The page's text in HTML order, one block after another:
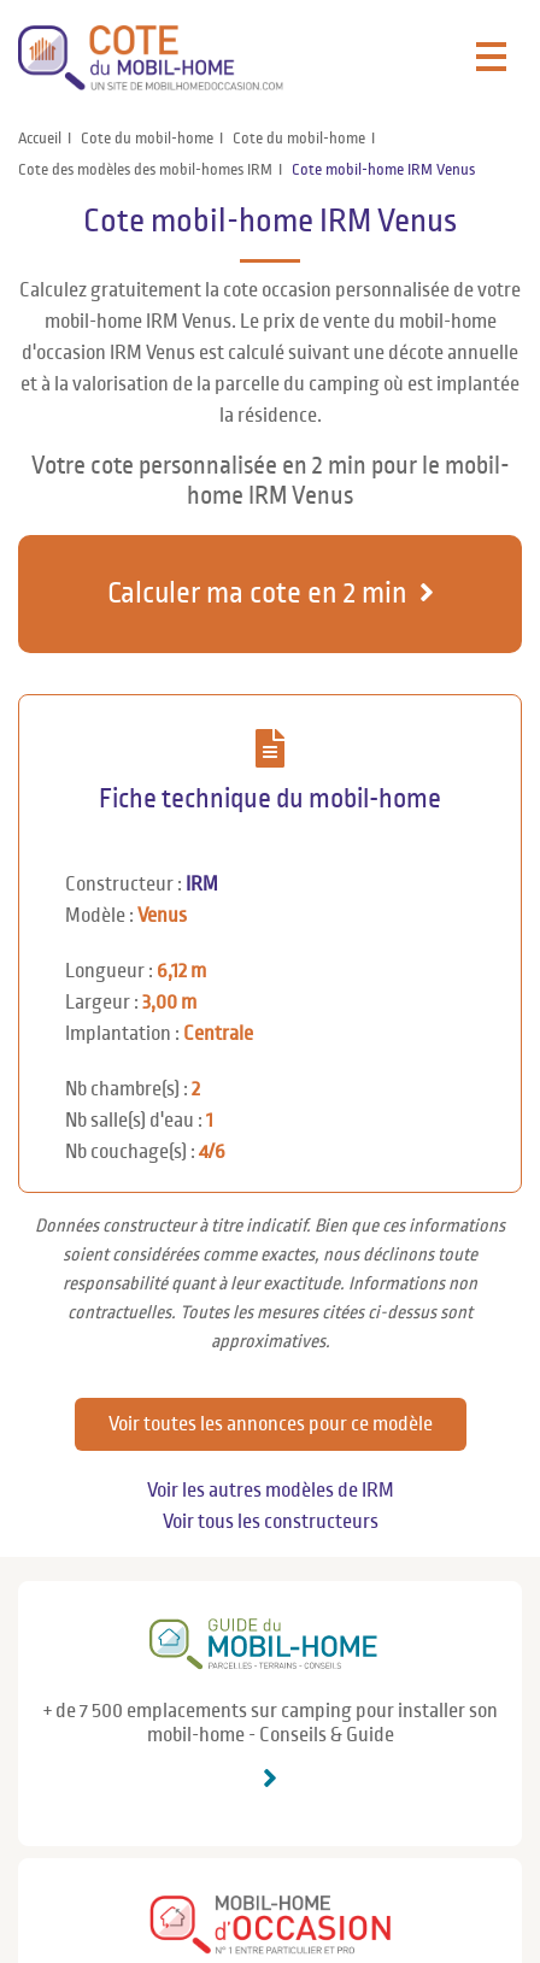
Accueil Cote du mobil-home
Cote du mobil-home
Cote des modèles des mobil-homes IRM
Cote mobil-home IRM Venus
Cote mobil-home IRM Venus
Calculez gratuitement la cote occasion personnalisée de votre
mobil-home IRM Venus. Le prix de vente du mobil-home
d'occasion IRM Venus est calculé suivant une décote annuelle
et à la valorisation de la parcelle du camping où est implantée
la résidence.
Votre cote personnalisée en 2 min pour le mobil-
home IRM Venus
Calculer ma cote en 2 min
Fiche technique du mobil-home
Constructeur :
IRM
Modèle : Venus
Longueur : 6,12 m
Largeur : 3,00 m
Implantation : Centrale
Nb chambre(s) : 2
Nb salle(s) d'eau : 1
Nb couchage(s) : 4/6
Données constructeur à titre indicatif. Bien que ces informations
soient considérées comme exactes, nous déclinons toute
responsabilité quant à leur exactitude. Informations non
contractuelles. Toutes les mesures citées ci-dessus sont
approximatives.
Voir toutes les annonces pour ce modèle
Voir les autres modèles de IRM
Voir tous les constructeurs
+ de 7 500 emplacements sur camping pour installer son
mobil-home - Conseils & Guide